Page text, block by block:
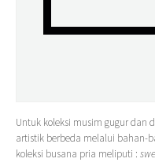
Untuk koleksi musim gugur dan
artistik berbeda melalui bahan-
koleksi busana pria meliputi :